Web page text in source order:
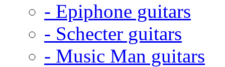
- Epiphone guitars
- Schecter guitars
- Music Man guitars